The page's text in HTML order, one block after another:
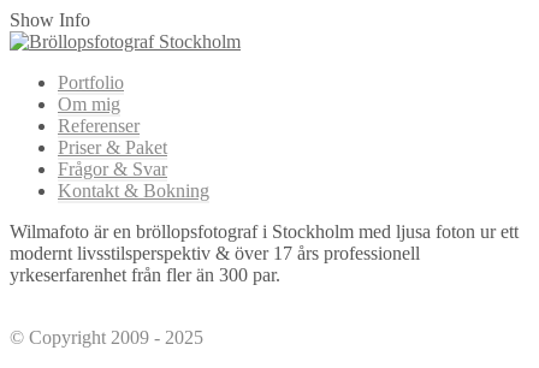
Show Info
Portfolio
Om mig
Referenser
Priser & Paket
Frågor & Svar
Kontakt & Bokning
Wilmafoto är en bröllopsfotograf i Stockholm med ljusa foton ur ett
modernt livsstilsperspektiv & över 17 års professionell
yrkeserfarenhet från fler än 300 par.
© Copyright 2009 - 2025